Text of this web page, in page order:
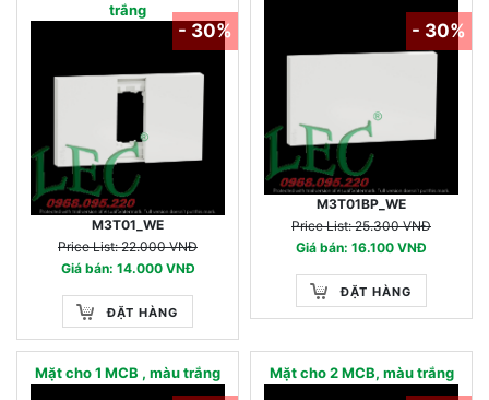
trắng
M3T01_WE
Price List: 22.000 VNĐ
Giá bán: 14.000 VNĐ
ĐẶT HÀNG
- 30%
M3T01BP_WE
Price List: 25.300 VNĐ
Giá bán: 16.100 VNĐ
ĐẶT HÀNG
- 30%
Mặt cho 1 MCB , màu trắng Mặt cho 2 MCB, màu trắng